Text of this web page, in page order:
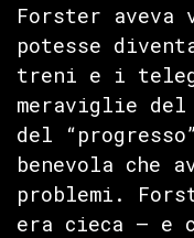
Forster aveva
potesse
treni e i
meraviglie del
del
benevola
problemi.
era cieca — e